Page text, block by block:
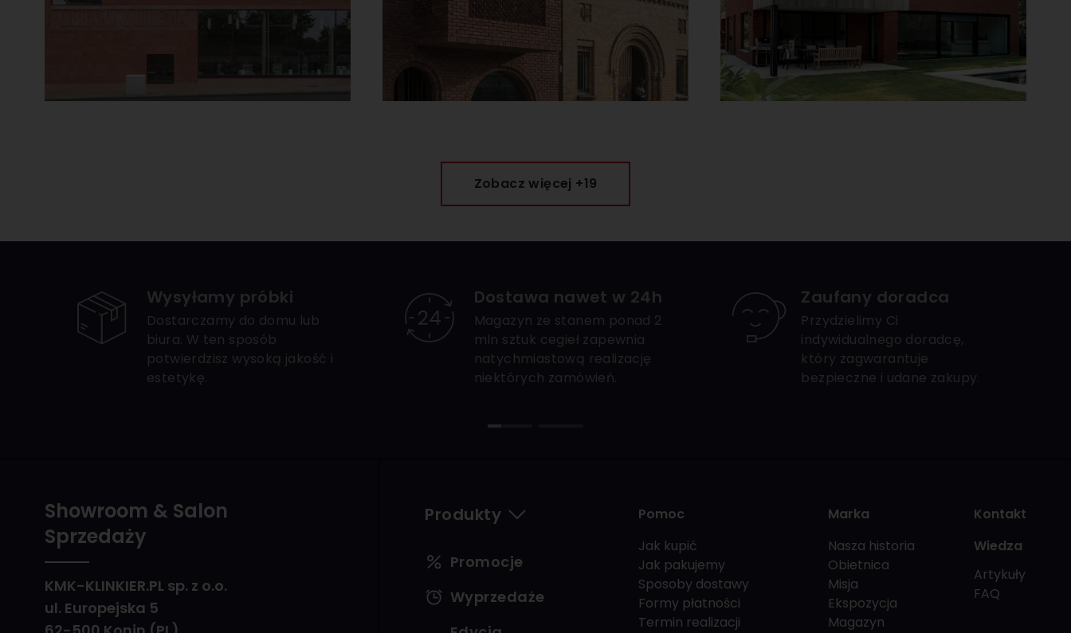
Zobacz więcej +19
Wysyłamy próbki
Dostarczamy do domu lub
biura. W ten sposób
potwierdzisz wysoką jakość i
estetykę.
Dostawa nawet w 24h
Magazyn ze stanem ponad 2
mln sztuk cegieł zapewnia
natychmiastową realizację
niektórych zamówień.
Zaufany doradca
Przydzielimy Ci
indywidualnego doradcę,
który zagwarantuje
bezpieczne i udane zakupy.
Showroom & Salon
Sprzedaży
KMK-KLINKIER.PL sp. z o.o.
ul. Europejska 5
Produkty
Promocje
Wyprzedaże
Pomoc
Jak kupić
Jak pakujemy
Sposoby dostawy
Formy płatności
Termin realizacji
Marka
Nasza historia
Obietnica
Misja
Ekspozycja
Magazyn
Kontakt
Wiedza
Artykuły
FAQ